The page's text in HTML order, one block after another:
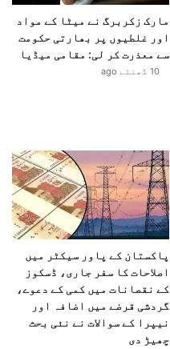
مارک زکربرگ نے میٹا کے مواد
اور غلطیوں پر بھارتی حکومت
سے معذرت کر لی: مقامی میڈیا
10 گھنٹے ago
پاکستان کے پاور سیکٹر میں
اصلاحات کا سفر جاری، ڈسکوز
کے نقصانات میں کمی کے دعوے،
گردشی قرضے میں اضافہ اور
نیپرا کے سوالات نے نئی بحث
چھیڑ دی